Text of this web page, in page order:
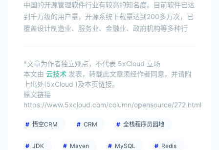
中国的开源管理软件行业有较高的知名度。目前软件已达
到千万级的用户量，开源系统下载量达到200多万次，已
覆盖设计制造业、服务业、金融业、政府机构等多种行
*文章为作者独立观点，不代表 5xCloud 立场
本文由 云技术 发表，转载此文章须经作者同意，并请附
上出处(5xCloud )及本页链接。
原文链接
https://www.5xcloud.com/column/opensource/272.html
悟空CRM CRM 全栈程序员园地
JDK Maven MySQL Redis